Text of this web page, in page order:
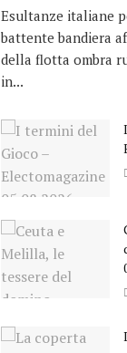
Esultanze italiane
battente bandiera
della flotta ombra
in...